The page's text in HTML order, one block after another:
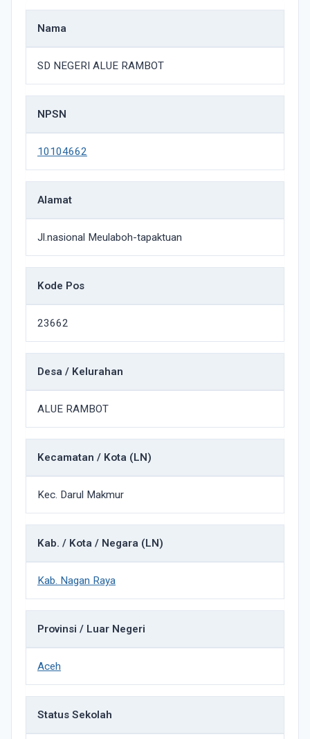
Nama
SD NEGERI ALUE RAMBOT
NPSN
10104662
Alamat
Jl.nasional Meulaboh-tapaktuan
Kode Pos
23662
Desa / Kelurahan
ALUE RAMBOT
Kecamatan / Kota (LN)
Kec. Darul Makmur
Kab. / Kota / Negara (LN)
Kab. Nagan Raya
Provinsi / Luar Negeri
Aceh
Status Sekolah